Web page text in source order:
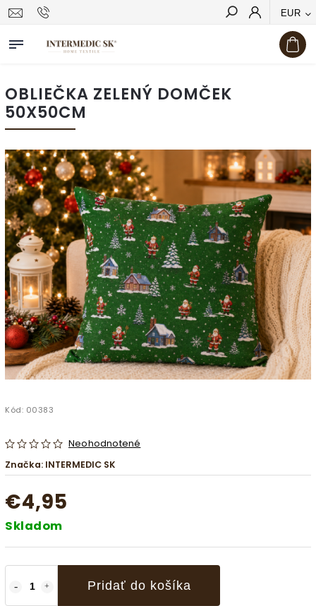
EUR
Hľadať
OBLIEČKA ZELENÝ DOMČEK
50X50CM
Kód: 00383
Neohodnotené
Značka: INTERMEDIC SK
€4,95
Skladom
Pridať do košíka